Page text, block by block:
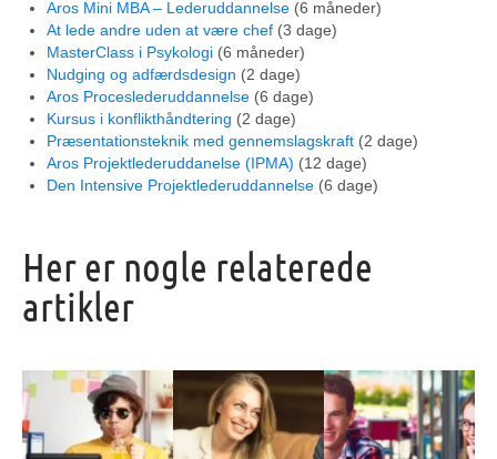
Aros Mini MBA – Lederuddannelse (6 måneder)
At lede andre uden at være chef (3 dage)
MasterClass i Psykologi (6 måneder)
Nudging og adfærdsdesign (2 dage)
Aros Proceslederuddannelse (6 dage)
Kursus i konflikthåndtering (2 dage)
Præsentationsteknik med gennemslagskraft (2 dage)
Aros Projektlederuddanelse (IPMA) (12 dage)
Den Intensive Projektlederuddannelse (6 dage)
Her er nogle relaterede
artikler